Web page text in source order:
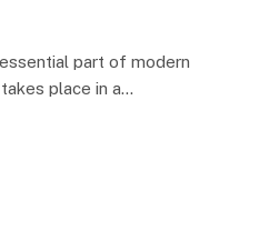
part of modern
place in a…